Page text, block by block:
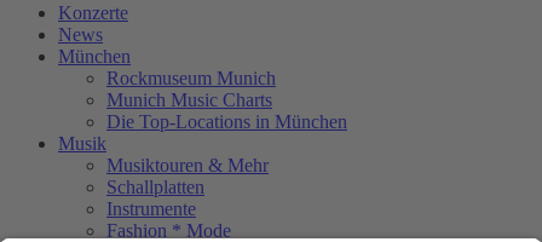
Konzerte
News
München
Rockmuseum Munich
Munich Music Charts
Die Top-Locations in München
Musik
Musiktouren & Mehr
Schallplatten
Instrumente
Fashion * Mode